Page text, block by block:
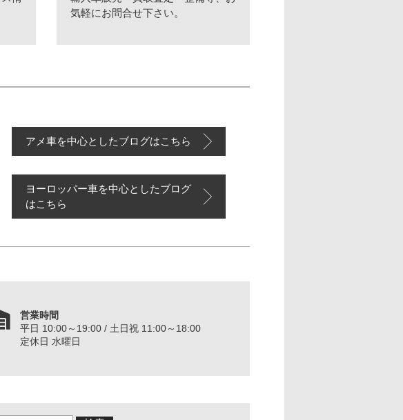
気軽にお問合せ下さい。
アメ車を中心としたブログはこちら
ヨーロッパー車を中心としたブログ
はこちら
営業時間
平日 10:00～19:00 / 土日祝 11:00～18:00
定休日 水曜日